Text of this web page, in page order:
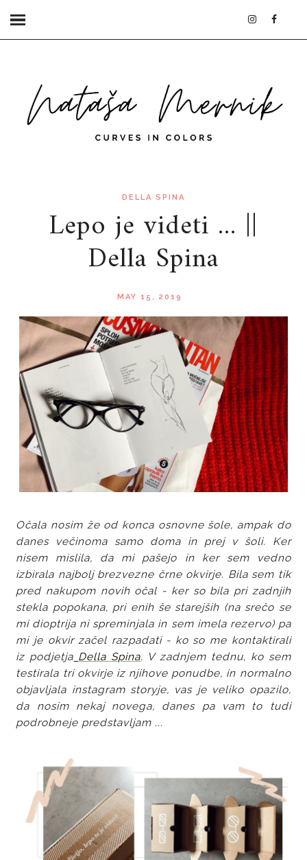
DELLA SPINA
Lepo je videti ... ||
Della Spina
MAY 15, 2019
Očala nosim že od konca osnovne šole, ampak do
danes večinoma samo doma in prej v šoli. Ker
nisem mislila, da mi pašejo in ker sem vedno
izbirala najbolj brezvezne črne okvirje. Bila sem tik
pred nakupom novih očal - ker so bila pri zadnjih
stekla popokana, pri enih še starejših (na srečo se
mi dioptrija ni spreminjala in sem imela rezervo) pa
mi je okvir začel razpadati - ko so me kontaktirali
iz podjetja Della Spina. V zadnjem tednu, ko sem
testirala tri okvirje iz njihove ponudbe, in normalno
objavljala instagram storyje, vas je veliko opazilo,
da nosim nekaj novega, danes pa vam to tudi
podrobneje predstavljam ...